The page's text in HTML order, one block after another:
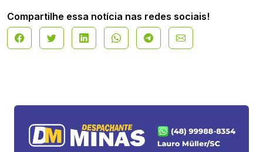
Compartilhe essa notícia nas redes sociais!